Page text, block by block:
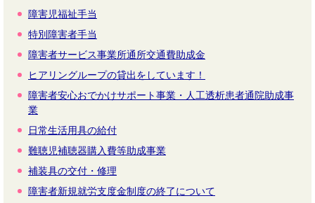
障害児福祉手当
特別障害者手当
障害者サービス事業所通所交通費助成金
ヒアリングループの貸出をしています！
障害者安心おでかけサポート事業・人工透析患者通院助成事
業
日常生活用具の給付
難聴児補聴器購入費等助成事業
補装具の交付・修理
障害者新規就労支度金制度の終了について